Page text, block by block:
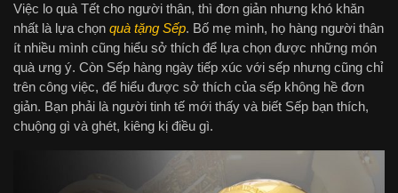
Việc lo quà Tết cho người thân, thì đơn giản nhưng khó khăn
nhất là lựa chọn quà tặng Sếp. Bố mẹ mình, họ hàng người thân
ít nhiều mình cũng hiểu sở thích để lựa chọn được những món
quà ưng ý. Còn Sếp hàng ngày tiếp xúc với sếp nhưng cũng chỉ
trên công việc, để hiểu được sở thích của sếp không hề đơn
giản. Bạn phải là người tinh tế mới thấy và biết Sếp bạn thích,
chuộng gì và ghét, kiêng kị điều gì.